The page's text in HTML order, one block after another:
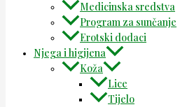
Medicinska sredstva
Program za sunčanje
Erotski dodaci
Njega i higijena
Koža
Lice
Tijelo